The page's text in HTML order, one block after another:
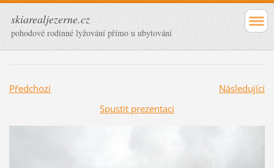
skiarealjezerne.cz
pohodové rodinné lyžování přímo u ubytování
Předchozí
Následující
Spustit prezentaci